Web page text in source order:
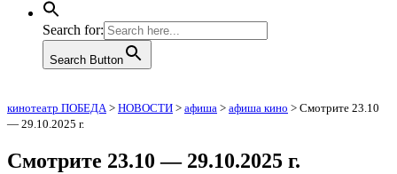
Search for:
Search Button
кинотеатр ПОБЕДА> НОВОСТИ > афиша > афиша кино > Смотрите 23.10
— 29.10.2025 г.
Смотрите 23.10 — 29.10.2025 г.